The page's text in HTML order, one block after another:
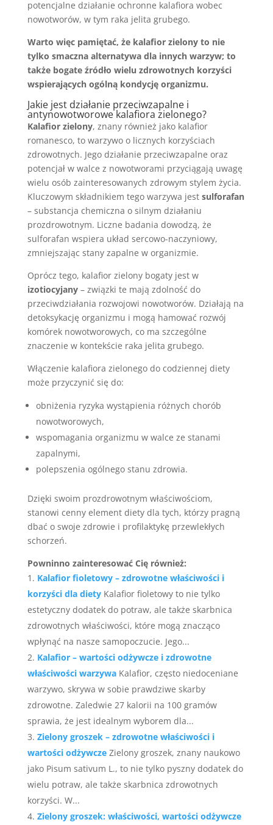
potencjalne działanie ochronne kalafiora wobec
nowotworów, w tym raka jelita grubego.
Warto więc pamiętać, że kalafior zielony to nie
tylko smaczna alternatywa dla innych warzyw; to
także bogate źródło wielu zdrowotnych korzyści
wspierających ogólną kondycję organizmu.
Jakie jest działanie przeciwzapalne i
antynowotworowe kalafiora zielonego?
Kalafior zielony, znany również jako kalafior
romanesco, to warzywo o licznych korzyściach
zdrowotnych. Jego działanie przeciwzapalne oraz
potencjał w walce z nowotworami przyciągają uwagę
wielu osób zainteresowanych zdrowym stylem życia.
Kluczowym składnikiem tego warzywa jest sulforafan
– substancja chemiczna o silnym działaniu
prozdrowotnym. Liczne badania dowodzą, że
sulforafan wspiera układ sercowo-naczyniowy,
zmniejszając stany zapalne w organizmie.
Oprócz tego, kalafior zielony bogaty jest w
izotiocyjany– związki te mają zdolność do
przeciwdziałania rozwojowi nowotworów. Działają na
detoksykację organizmu i mogą hamować rozwój
komórek nowotworowych, co ma szczególne
znaczenie w kontekście raka jelita grubego.
Włączenie kalafiora zielonego do codziennej diety
może przyczynić się do:
obniżenia ryzyka wystąpienia różnych chorób
nowotworowych,
wspomagania organizmu w walce ze stanami
zapalnymi,
polepszenia ogólnego stanu zdrowia.
Dzięki swoim prozdrowotnym właściwościom,
stanowi cenny element diety dla tych, którzy pragną
dbać o swoje zdrowie i profilaktykę przewlekłych
schorzeń.
Powninno zainteresować Cię również:
Kalafior fioletowy – zdrowotne właściwości i
korzyści dla diety Kalafior fioletowy to nie tylko
estetyczny dodatek do potraw, ale także skarbnica
zdrowotnych właściwości, które mogą znacząco
wpłynąć na nasze samopoczucie. Jego...
Kalafior – wartości odżywcze i zdrowotne
właściwości warzywa Kalafior, często niedoceniane
warzywo, skrywa w sobie prawdziwe skarby
zdrowotne. Zaledwie 27 kalorii na 100 gramów
sprawia, że jest idealnym wyborem dla...
Zielony groszek – zdrowotne właściwości i
wartości odżywcze Zielony groszek, znany naukowo
jako Pisum sativum L., to nie tylko pyszny dodatek do
wielu potraw, ale także skarbnica zdrowotnych
korzyści. W...
Zielony groszek: właściwości, wartości odżywcze